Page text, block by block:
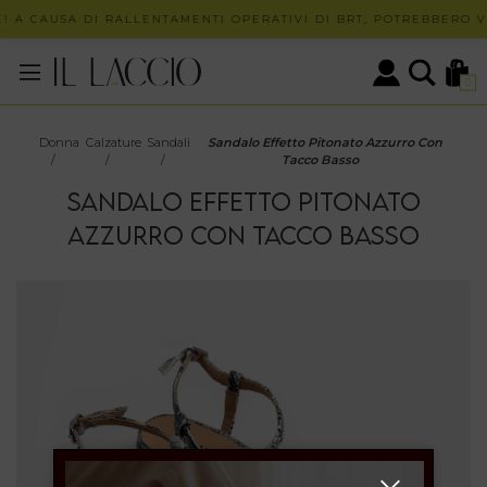
A CAUSA DI RALLENTAMENTI OPERATIVI DI BRT, POTREBBERO
0
Donna
/
Calzature
/
Sandali
/
Sandalo Effetto Pitonato Azzurro Con
Tacco Basso
SANDALO EFFETTO PITONATO
AZZURRO CON TACCO BASSO